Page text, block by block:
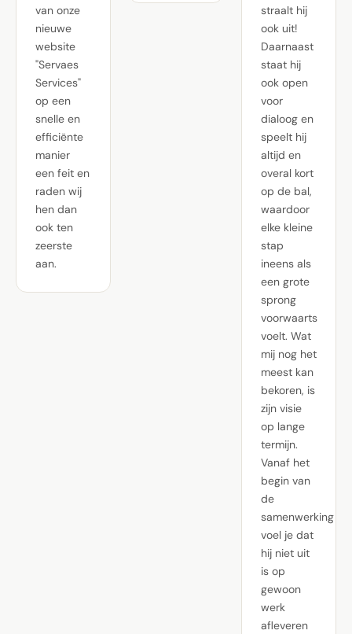
van onze
nieuwe
website
"Servaes
Services"
op een
snelle en
efficiënte
manier
een feit en
raden wij
hen dan
ook ten
zeerste
aan.
straalt hij
ook uit!
Daarnaast
staat hij
ook open
voor
dialoog en
speelt hij
altijd en
overal kort
op de bal,
waardoor
elke kleine
stap
ineens als
een grote
sprong
voorwaarts
voelt. Wat
mij nog het
meest kan
bekoren, is
zijn visie
op lange
termijn.
Vanaf het
begin van
de
samenwerking
voel je dat
hij niet uit
is op
gewoon
werk
afleveren